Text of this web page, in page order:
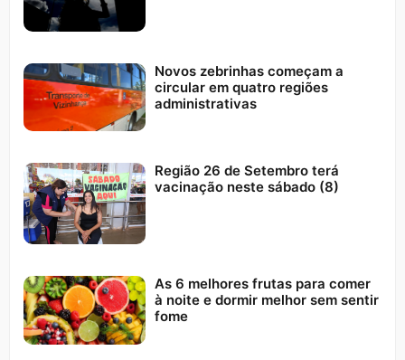
Novos zebrinhas começam a
circular em quatro regiões
administrativas
Região 26 de Setembro terá
vacinação neste sábado (8)
As 6 melhores frutas para comer
à noite e dormir melhor sem sentir
fome